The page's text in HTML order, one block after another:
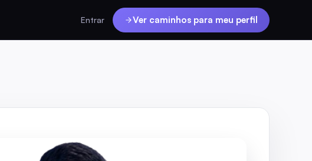
Entrar Ver caminhos para meu perfil